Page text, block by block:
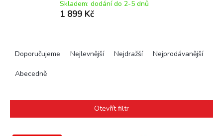
Skladem: dodání do 2-5 dnů
1 899 Kč
r
Doporučujeme Nejlevnější Nejdražší Nejprodávanější
Abecedně
Otevřít filtr
V